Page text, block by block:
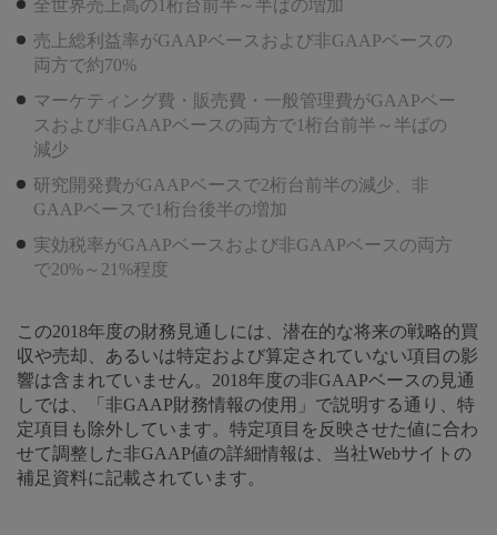
全世界売上高の1桁台前半～半ばの増加
売上総利益率がGAAPベースおよび非GAAPベースの
両方で約70%
マーケティング費・販売費・一般管理費がGAAPベー
スおよび非GAAPベースの両方で1桁台前半～半ばの
減少
研究開発費がGAAPベースで2桁台前半の減少、非
GAAPベースで1桁台後半の増加
実効税率がGAAPベースおよび非GAAPベースの両方
で20%～21%程度
この2018年度の財務見通しには、潜在的な将来の戦略的買
収や売却、あるいは特定および算定されていない項目の影
響は含まれていません。2018年度の非GAAPベースの見通
しでは、「非GAAP財務情報の使用」で説明する通り、特
定項目も除外しています。特定項目を反映させた値に合わ
せて調整した非GAAP値の詳細情報は、当社Webサイトの
補足資料に記載されています。